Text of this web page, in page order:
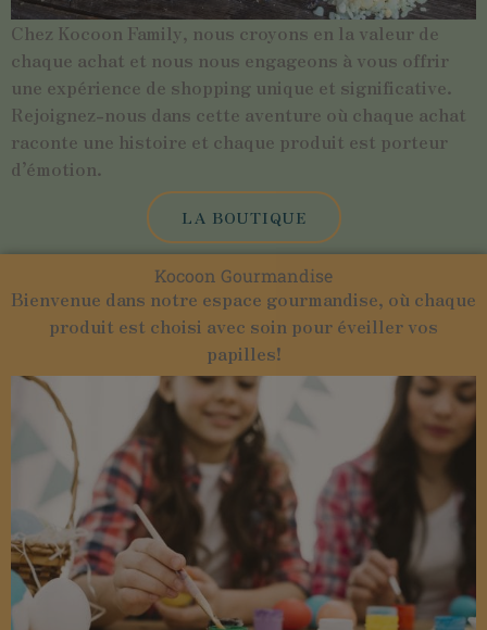
Chez Kocoon Family, nous croyons en la valeur de
chaque achat et nous nous engageons à vous offrir
une expérience de shopping unique et significative.
Rejoignez-nous dans cette aventure où chaque achat
raconte une histoire et chaque produit est porteur
d’émotion.
LA BOUTIQUE
Kocoon Gourmandise
Bienvenue dans notre espace gourmandise, où chaque
produit est choisi avec soin pour éveiller vos
papilles!